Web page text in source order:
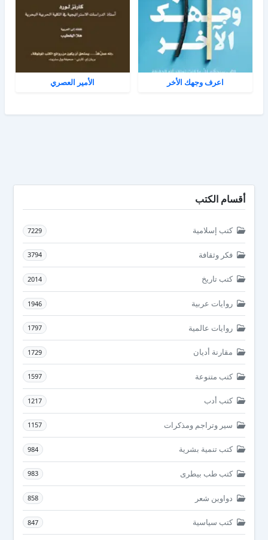
اعرف وجهك الأخر الأمير العصري
أقسام الكتب
كتب إسلامية 7229
فكر وثقافة 3794
كتب تاريخ 2014
روايات عربية 1946
روايات عالمية 1797
مقارنة أديان 1729
كتب متنوعة 1597
كتب أدب 1217
سير وتراجم ومذكرات 1157
كتب تنمية بشرية 984
كتب طب بيطرى 983
دواوين شعر 858
كتب سياسية 847